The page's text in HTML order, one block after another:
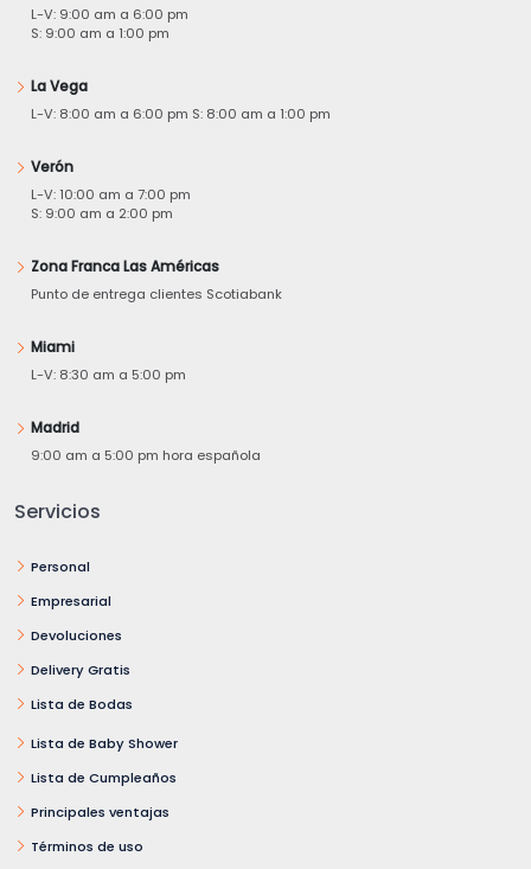
L-V: 9:00 am a 6:00 pm
S: 9:00 am a 1:00 pm
La Vega
L-V: 8:00 am a 6:00 pm S: 8:00 am a 1:00 pm
Verón
L-V: 10:00 am a 7:00 pm
S: 9:00 am a 2:00 pm
Zona Franca Las Américas
Punto de entrega clientes Scotiabank
Miami
L-V: 8:30 am a 5:00 pm
Madrid
9:00 am a 5:00 pm hora española
Servicios
Personal
Empresarial
Devoluciones
Delivery Gratis
Lista de Bodas
Lista de Baby Shower
Lista de Cumpleaños
Principales ventajas
Términos de uso